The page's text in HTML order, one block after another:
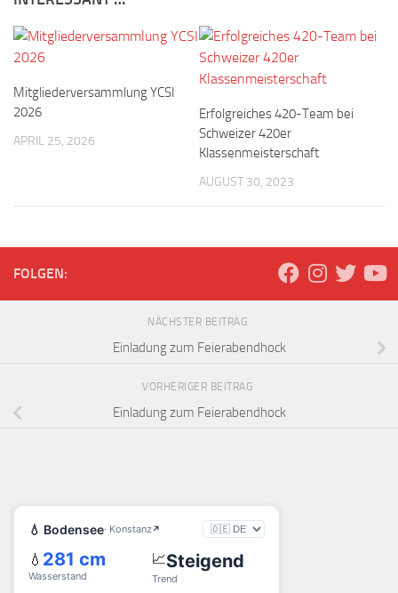
Mitgliederversammlung YCSI
2026
APRIL 25, 2026
Erfolgreiches 420-Team bei
Schweizer 420er
Klassenmeisterschaft
AUGUST 30, 2023
FOLGEN:
NÄCHSTER BEITRAG
Einladung zum Feierabendhock
VORHERIGER BEITRAG
Einladung zum Feierabendhock